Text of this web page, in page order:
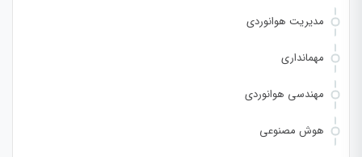
مدیریت هوانوردی
مهمانداری
مهندسی هوانوردی
هوش مصنوعی